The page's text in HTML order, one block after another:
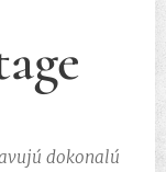
dokonalú